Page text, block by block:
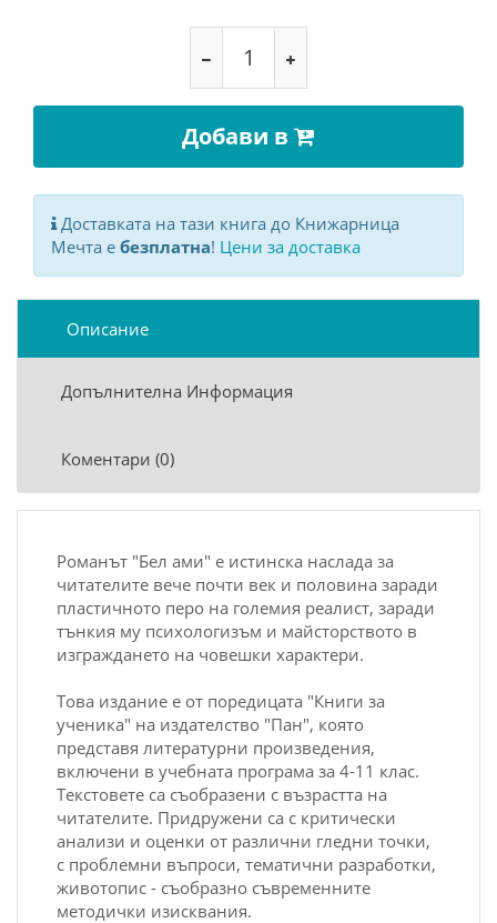
Добави в
Доставката на тази книга до Книжарница
Мечта е безплатна! Цени за доставка
Описание
Допълнителна Информация
Коментари (0)
Романът "Бел ами" е истинска наслада за
читателите вече почти век и половина заради
пластичното перо на големия реалист, заради
тънкия му психологизъм и майсторството в
изграждането на човешки характери.
Това издание е от поредицата "Книги за
ученика" на издателство "Пан", която
представя литературни произведения,
включени в учебната програма за 4-11 клас.
Текстовете са съобразени с възрастта на
читателите. Придружени са с критически
анализи и оценки от различни гледни точки,
с проблемни въпроси, тематични разработки,
животопис - съобразно съвременните
методички изисквания.